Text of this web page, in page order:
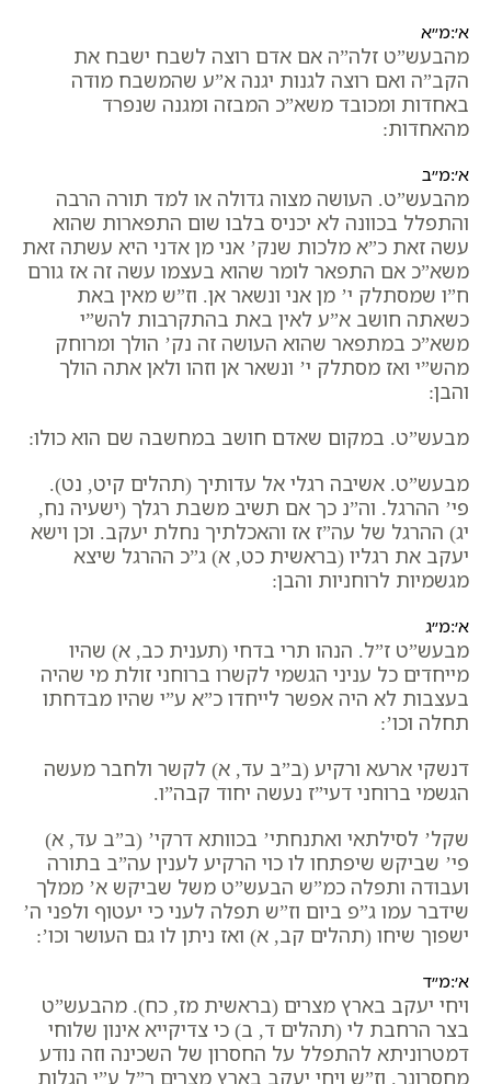
א׳:מ״א
מהבעש”ט זלה”ה אם אדם רוצה לשבח ישבח את
הקב”ה ואם רוצה לגנות יגנה א”ע שהמשבח מודה
באחדות ומכובד משא”כ המבזה ומגנה שנפרד
מהאחדות:
א׳:מ״ב
מהבעש”ט. העושה מצוה גדולה או למד תורה הרבה
והתפלל בכוונה לא יכניס בלבו שום התפארות שהוא
עשה זאת כ”א מלכות שנק’ אני מן אדני היא עשתה זאת
משא”כ אם התפאר לומר שהוא בעצמו עשה זה אז גורם
ח”ו שמסתלק י’ מן אני ונשאר אן. וז”ש מאין באת
כשאתה חושב א”ע לאין באת בהתקרבות להש”י
משא”כ במתפאר שהוא העושה זה נק’ הולך ומרוחק
מהש”י ואז מסתלק י’ ונשאר אן וזהו ולאן אתה הולך
והבן:
מבעש”ט. במקום שאדם חושב במחשבה שם הוא כולו:
מבעש”ט. אשיבה רגלי אל עדותיך (תהלים קיט, נט).
פי’ ההרגל. וה”נ כך אם תשיב משבת רגלך (ישעיה נח,
יג) ההרגל של עה”ז אז והאכלתיך נחלת יעקב. וכן וישא
יעקב את רגליו (בראשית כט, א) ג”כ ההרגל שיצא
מגשמיות לרוחניות והבן:
א׳:מ״ג
מבעש”ט ז”ל. הנהו תרי בדחי (תענית כב, א) שהיו
מייחדים כל עניני הגשמי לקשרו ברוחני זולת מי שהיה
בעצבות לא היה אפשר לייחדו כ”א ע”י שהיו מבדחתו
תחלה וכו’:
דנשקי ארעא ורקיע (ב”ב עד, א) לקשר ולחבר מעשה
הגשמי ברוחני דעי”ז נעשה יחוד קבה”ו.
שקל’ לסילתאי ואתנחתי’ בכוותא דרקי’ (ב”ב עד, א)
פי’ שביקש שיפתחו לו כוי הרקיע לענין עה”ב בתורה
ועבודה ותפלה כמ”ש הבעש”ט משל שביקש א’ ממלך
שידבר עמו ג”פ ביום וז”ש תפלה לעני כי יעטוף ולפני ה’
ישפוך שיחו (תהלים קב, א) ואז ניתן לו גם העושר וכו’:
א׳:מ״ד
ויחי יעקב בארץ מצרים (בראשית מז, כח). מהבעש”ט
בצר הרחבת לי (תהלים ד, ב) כי צדיקייא אינון שלוחי
דמטרוניתא להתפלל על החסרון של השכינה וזה נודע
מחסרונך. וז”ש ויחי יעקב בארץ מצרים ר”ל ע”י הגלות